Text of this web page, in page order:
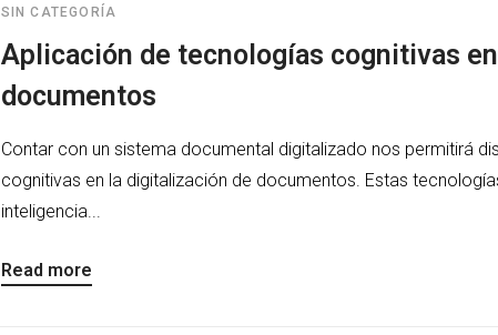
SIN CATEGORÍA
Aplicación de tecnologías cognitivas
documentos
Contar con un sistema documental digitalizado nos permitirá
cognitivas en la digitalización de documentos. Estas
inteligencia...
Read more